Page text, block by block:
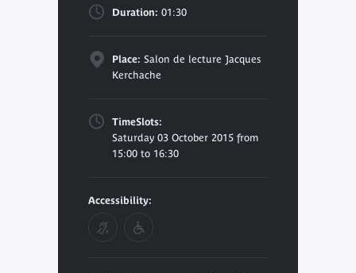
Duration: 01:30
Place: Salon de lecture Jacques
Kerchache
TimeSlots:
Saturday 03 October 2015 from
15:00 to 16:30
Accessibility: